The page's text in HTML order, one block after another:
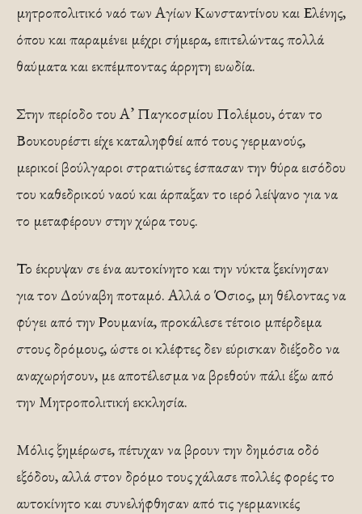
μητροπολιτικό ναό των Αγίων Κωνσταντίνου και Ελένης,
όπου και παραμένει μέχρι σήμερα, επιτελώντας πολλά
θαύματα και εκπέμποντας άρρητη ευωδία.
Στην περίοδο του Α’ Παγκοσμίου Πολέμου, όταν το
Βουκουρέστι είχε καταληφθεί από τους γερμανούς,
μερικοί βούλγαροι στρατιώτες έσπασαν την θύρα εισόδου
του καθεδρικού ναού και άρπαξαν το ιερό λείψανο για να
το μεταφέρουν στην χώρα τους.
Το έκρυψαν σε ένα αυτοκίνητο και την νύκτα ξεκίνησαν
για τον Δούναβη ποταμό. Αλλά ο Όσιος, μη θέλοντας να
φύγει από την Ρουμανία, προκάλεσε τέτοιο μπέρδεμα
στους δρόμους, ώστε οι κλέφτες δεν εύρισκαν διέξοδο να
αναχωρήσουν, με αποτέλεσμα να βρεθούν πάλι έξω από
την Μητροπολιτική εκκλησία.
Μόλις ξημέρωσε, πέτυχαν να βρουν την δημόσια οδό
εξόδου, αλλά στον δρόμο τους χάλασε πολλές φορές το
αυτοκίνητο και συνελήφθησαν από τις γερμανικές